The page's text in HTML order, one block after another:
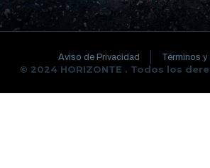
Aviso de Privacidad Términos
© 2024 HORIZONTE . Todos los